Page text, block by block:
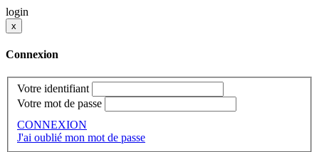
login
x
Connexion
Votre identifiant
Votre mot de passe
CONNEXION
J'ai oublié mon mot de passe